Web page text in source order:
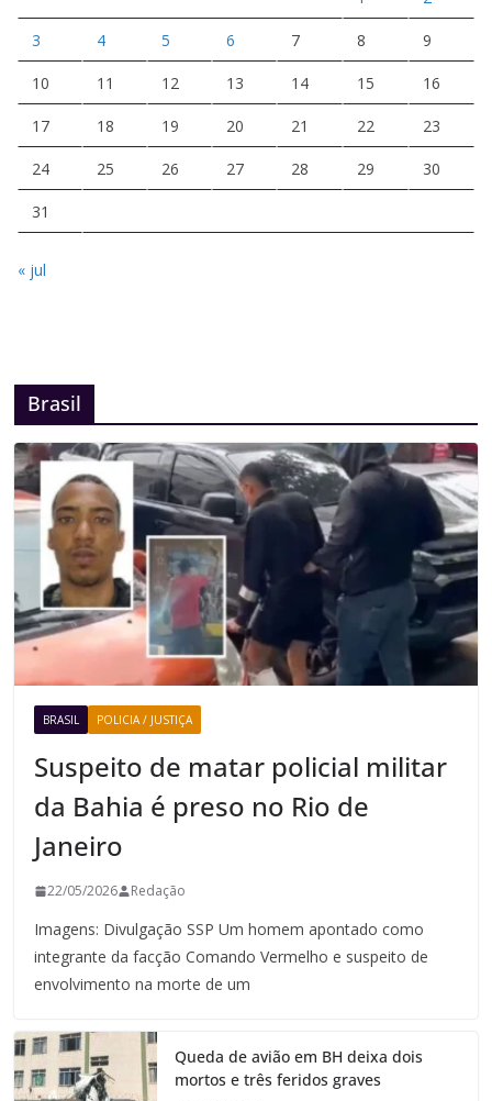
3 4 5 6 7 8 9
10 11 12 13 14 15 16
17 18 19 20 21 22 23
24 25 26 27 28 29 30
31
« jul
Brasil
BRASIL POLICIA / JUSTIÇA
Suspeito de matar policial militar
da Bahia é preso no Rio de
Janeiro
22/05/2026 Redação
Imagens: Divulgação SSP Um homem apontado como
integrante da facção Comando Vermelho e suspeito de
envolvimento na morte de um
Queda de avião em BH deixa dois
mortos e três feridos graves